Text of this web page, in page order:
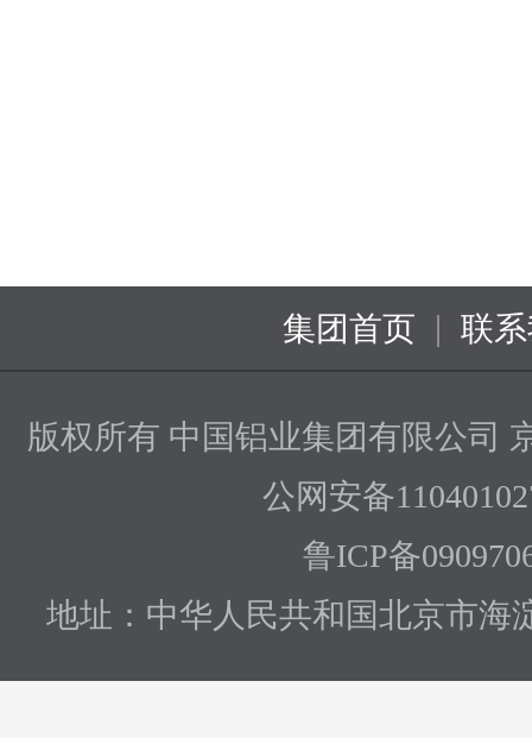
集团首页 | 联
版权所有 中国铝业集团有限公司
公网安备
鲁ICP备
地址：中华人民共和国北京市海